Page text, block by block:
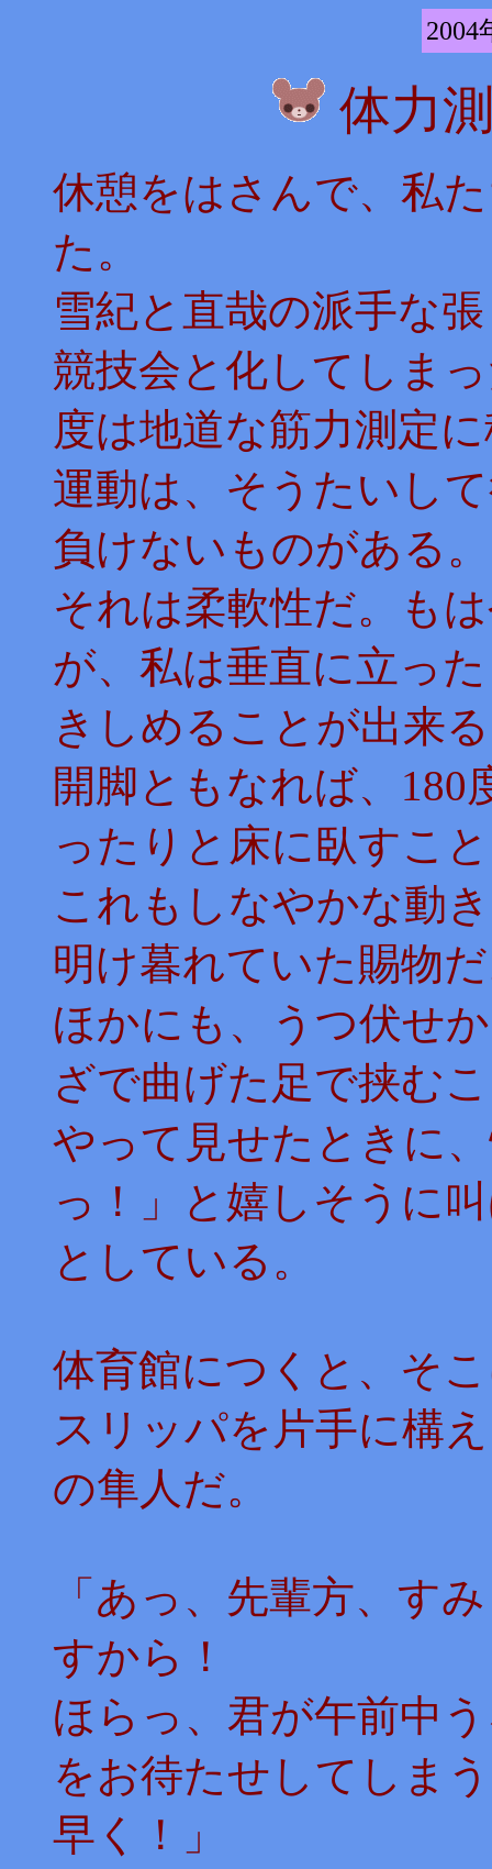
2004
体力
休憩をはさんで、私
た。
雪紀と直哉の派手な
競技会と化してしま
度は地道な筋力測定
運動は、そうたいし
負けないものがある。
それは柔軟性だ。も
が、私は垂直に立っ
きしめることが出来
開脚ともなれば、180
ったりと床に臥すこ
これもしなやかな動
明け暮れていた賜物
ほかにも、うつ伏せ
ざで曲げた足で挟む
やって見せたときに
っ！」と嬉しそうに
としている。
体育館につくと、そ
スリッパを片手に構
の隼人だ。
「あっ、先輩方、す
すから！
ほらっ、君が午前中
をお待たせしてしま
早く！」